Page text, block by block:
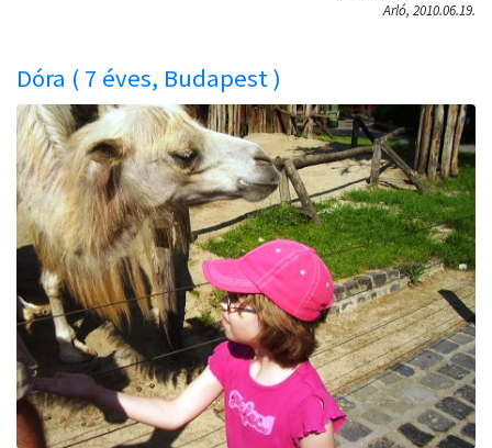
Arló, 2010.06.19.
Dóra ( 7 éves, Budapest )